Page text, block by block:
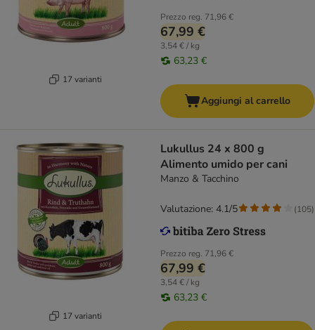
17 varianti
Prezzo reg. 71,96 €
67,99 €
3,54 € / kg
63,23 €
Aggiungi al carrello
17 varianti
Lukullus 24 x 800 g
Alimento umido per cani
Manzo & Tacchino
Prezzo reg. 71,96 €
67,99 €
3,54 € / kg
63,23 €
Valutazione: 4.1/5 (105)